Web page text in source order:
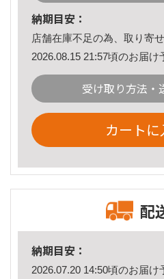
納期目安：
店舗在庫不足の為、取り寄
2026.08.15 21:57頃のお届け
受け取り方法・
カートに
配
納期目安：
2026.07.20 14:50頃のお届け